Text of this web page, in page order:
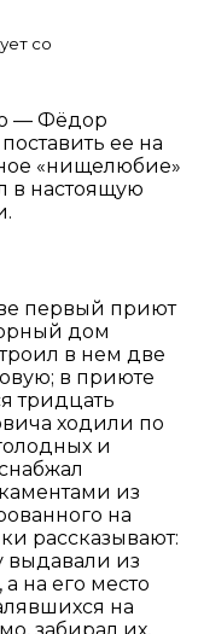
со
— Фёдор
ее на
«нищелюбие»
в настоящую
первый приют
дом
в нем две
в приюте
тридцать
ходили по
и
из
на
рассказывают:
выдавали из
на его место
на